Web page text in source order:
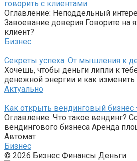
говорить с клиентами
Оглавление: Неподдельный
Завоевание доверия Говорите на
клиент?
Бизнес
Секреты успеха: От мышления к
Хочешь, чтобы деньги липли к
денежной энергии и как
Актуально
Как открыть вендинговый
Оглавление: Что такое вендинг?
вендингового бизнеса Аренда
Автомат
Бизнес
© 2026 Бизнес Финансы Деньги